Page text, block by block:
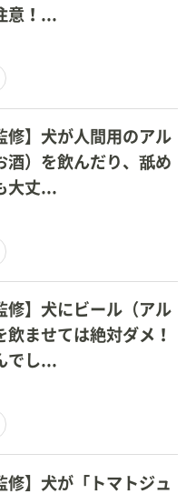
意！...
修】犬が人間用のアル
酒）を飲んだり、舐め
大丈...
修】犬にビール（アル
飲ませては絶対ダメ！
でし...
修】犬が「トマトジュ